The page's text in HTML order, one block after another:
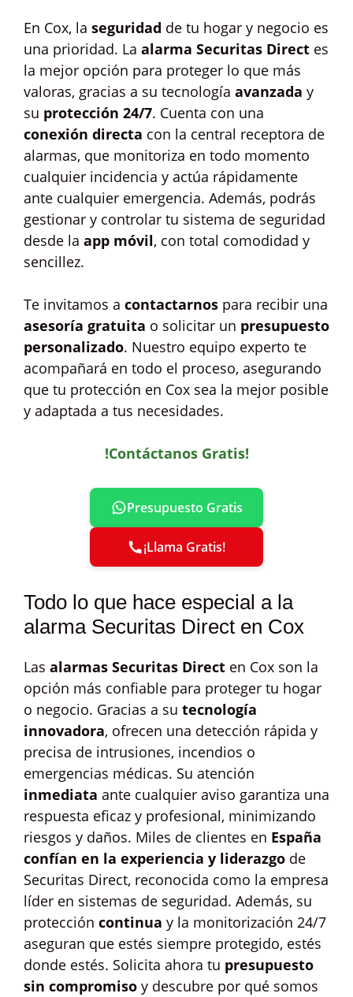
En Cox, la seguridad de tu hogar y negocio es
una prioridad. La alarma Securitas Direct es
la mejor opción para proteger lo que más
valoras, gracias a su tecnología avanzada y
su protección 24/7. Cuenta con una
conexión directa con la central receptora de
alarmas, que monitoriza en todo momento
cualquier incidencia y actúa rápidamente
ante cualquier emergencia. Además, podrás
gestionar y controlar tu sistema de seguridad
desde la app móvil, con total comodidad y
sencillez.
Te invitamos a contactarnos para recibir una
asesoría gratuita o solicitar un presupuesto
personalizado. Nuestro equipo experto te
acompañará en todo el proceso, asegurando
que tu protección en Cox sea la mejor posible
y adaptada a tus necesidades.
!Contáctanos Gratis!
Presupuesto Gratis
¡Llama Gratis!
Todo lo que hace especial a la
alarma Securitas Direct en Cox
Las alarmas Securitas Direct en Cox son la
opción más confiable para proteger tu hogar
o negocio. Gracias a su tecnología
innovadora, ofrecen una detección rápida y
precisa de intrusiones, incendios o
emergencias médicas. Su atención
inmediata ante cualquier aviso garantiza una
respuesta eficaz y profesional, minimizando
riesgos y daños. Miles de clientes en España
confían en la experiencia y liderazgo de
Securitas Direct, reconocida como la empresa
líder en sistemas de seguridad. Además, su
protección continua y la monitorización 24/7
aseguran que estés siempre protegido, estés
donde estés. Solicita ahora tu presupuesto
sin compromiso y descubre por qué somos